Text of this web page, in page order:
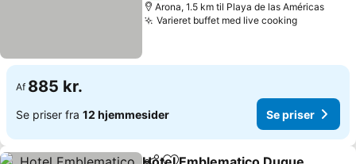
Arona, 1.5 km til Playa de las Américas
Varieret buffet med live cookingSe priser
Af 885 kr.
Se priser fra 12 hjemmesider Se priser